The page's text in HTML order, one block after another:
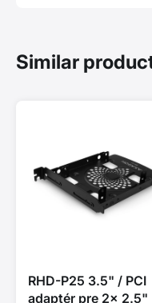
Similar
RHD-P25 3.5" / PCI
adaptér pre 2x 2.5"